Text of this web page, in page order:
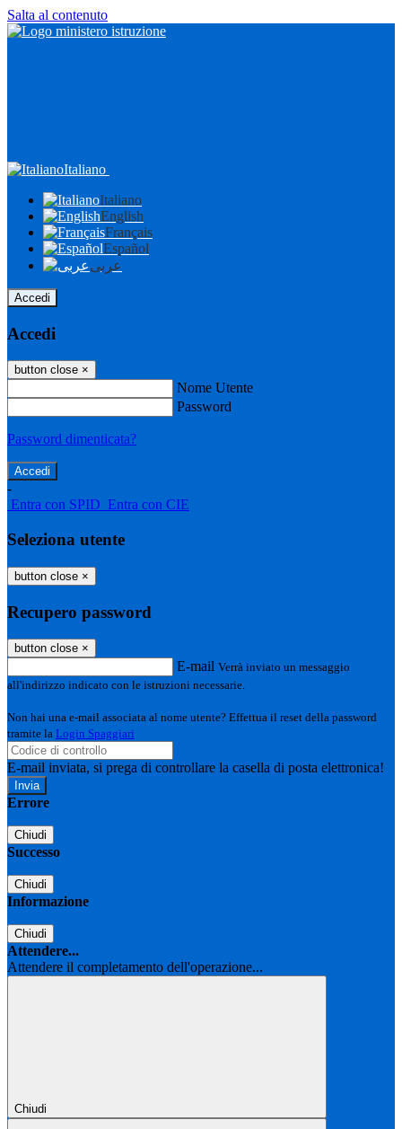
Salta al contenuto
Italiano
Italiano
English
Français
Español
عربى
Accedi
Accedi
button close ×
Nome Utente
Password
Password dimenticata?
-
Entra con SPID Entra con CIE
Seleziona utente
button close ×
Recupero password
button close ×
E-mail Verrà inviato un messaggio
all'indirizzo indicato con le istruzioni necessarie.
Non hai una e-mail associata al nome utente? Effettua il reset della password
tramite la Login Spaggiari
E-mail inviata, si prega di controllare la casella di posta elettronica!
Errore
Chiudi
Successo
Chiudi
Informazione
Chiudi
Attendere...
Attendere il completamento dell'operazione...
Chiudi